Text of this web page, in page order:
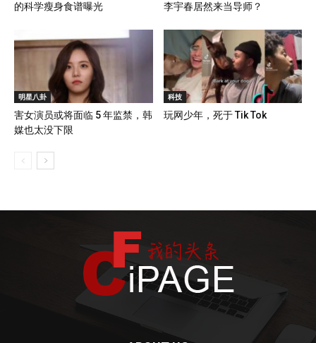
的科学瘦身食谱曝光
李宇春居然来当导师？
明星八卦
害女演员或将面临 5 年监禁，韩
媒也太没下限
科技
玩网少年，死于 Tik Tok